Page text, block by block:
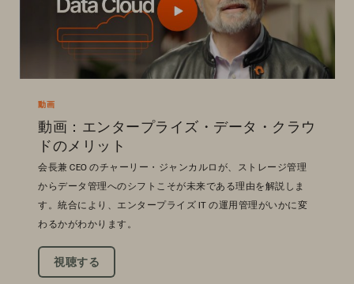
動画
動画：エンタープライズ・データ・クラウ
ドのメリット
会長兼 CEO のチャーリー・ジャンカルロが、ストレージ管理
からデータ管理へのシフトこそが未来である理由を解説しま
す。統合により、エンタープライズ IT の運用管理がいかに変
わるかがわかります。
視聴する